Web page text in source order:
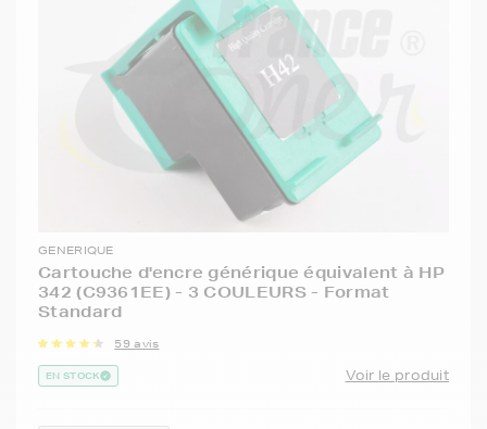
GENERIQUE
Cartouche d'encre générique équivalent à HP
342 (C9361EE) - 3 COULEURS - Format
Standard
59 avis
EN STOCK Voir le produit